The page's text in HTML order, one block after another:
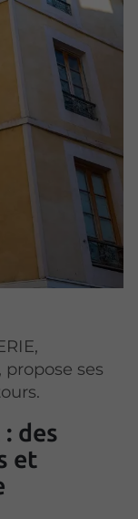
ses
: des
et